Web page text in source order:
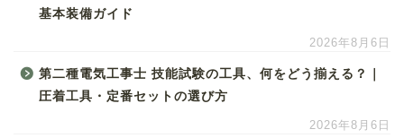
基本装備ガイド
2026年8月6日
第二種電気工事士 技能試験の工具、何をどう揃える？｜
圧着工具・定番セットの選び方
2026年8月6日